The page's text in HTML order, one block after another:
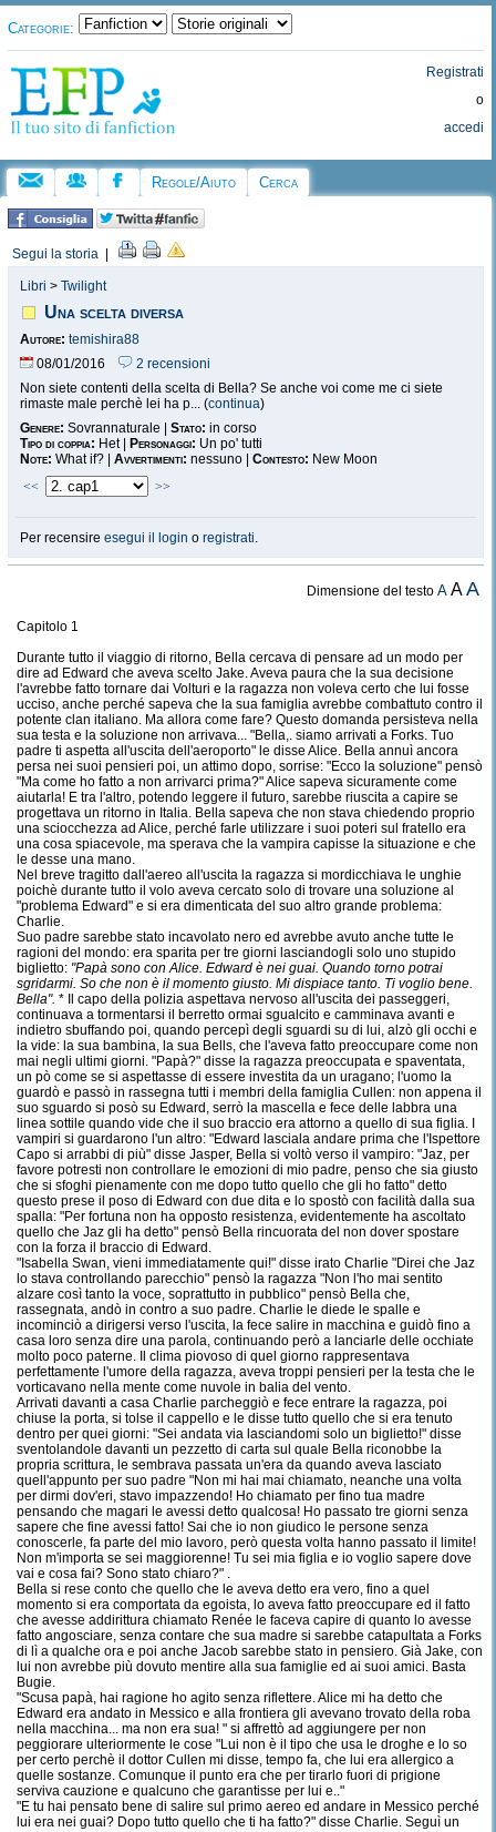
Categorie:
Registrati
o
accedi
Regole/Aiuto Cerca
Segui la storia
Libri > Twilight
Una scelta diversa
Autore: temishira88
08/01/2016
2 recensioni
Non siete contenti della scelta di Bella? Se anche voi come me ci siete
rimaste male perchè lei ha p... (continua)
Genere: Sovrannaturale | Stato: in corso
Tipo di coppia: Het | Personaggi: Un po' tutti
Note: What if? | Avvertimenti: nessuno | Contesto: New Moon
<<
>>
Per recensire esegui il login o registrati.
Dimensione del testoA AA
Capitolo 1
Durante tutto il viaggio di ritorno, Bella cercava di pensare ad un modo per
dire ad Edward che aveva scelto Jake. Aveva paura che la sua decisione
l'avrebbe fatto tornare dai Volturi e la ragazza non voleva certo che lui fosse
ucciso, anche perché sapeva che la sua famiglia avrebbe combattuto contro il
potente clan italiano. Ma allora come fare? Questo domanda persisteva nella
sua testa e la soluzione non arrivava... "Bella,. siamo arrivati a Forks. Tuo
padre ti aspetta all'uscita dell'aeroporto" le disse Alice. Bella annuì ancora
persa nei suoi pensieri poi, un attimo dopo, sorrise: "Ecco la soluzione" pensò
"Ma come ho fatto a non arrivarci prima?" Alice sapeva sicuramente come
aiutarla! E tra l'altro, potendo leggere il futuro, sarebbe riuscita a capire se
progettava un ritorno in Italia. Bella sapeva che non stava chiedendo proprio
una sciocchezza ad Alice, perché farle utilizzare i suoi poteri sul fratello era
una cosa spiacevole, ma sperava che la vampira capisse la situazione e che
le desse una mano.
Nel breve tragitto dall'aereo all'uscita la ragazza si mordicchiava le unghie
poichè durante tutto il volo aveva cercato solo di trovare una soluzione al
"problema Edward" e si era dimenticata del suo altro grande problema:
Charlie.
Suo padre sarebbe stato incavolato nero ed avrebbe avuto anche tutte le
ragioni del mondo: era sparita per tre giorni lasciandogli solo uno stupido
biglietto: "Papà sono con Alice. Edward è nei guai. Quando torno potrai
sgridarmi. So che non è il momento giusto. Mi dispiace tanto. Ti voglio bene.
Bella". * Il capo della polizia aspettava nervoso all'uscita dei passeggeri,
continuava a tormentarsi il berretto ormai sgualcito e camminava avanti e
indietro sbuffando poi, quando percepì degli sguardi su di lui, alzò gli occhi e
la vide: la sua bambina, la sua Bells, che l'aveva fatto preoccupare come non
mai negli ultimi giorni. "Papà?" disse la ragazza preoccupata e spaventata,
un pò come se si aspettasse di essere investita da un uragano; l'uomo la
guardò e passò in rassegna tutti i membri della famiglia Cullen: non appena il
suo sguardo si posò su Edward, serrò la mascella e fece delle labbra una
linea sottile quando vide che il suo braccio era attorno a quello di sua figlia. I
vampiri si guardarono l'un altro: "Edward lasciala andare prima che l'Ispettore
Capo si arrabbi di più" disse Jasper, Bella si voltò verso il vampiro: "Jaz, per
favore potresti non controllare le emozioni di mio padre, penso che sia giusto
che si sfoghi pienamente con me dopo tutto quello che gli ho fatto" detto
questo prese il poso di Edward con due dita e lo spostò con facilità dalla sua
spalla: "Per fortuna non ha opposto resistenza, evidentemente ha ascoltato
quello che Jaz gli ha detto" pensò Bella rincuorata del non dover spostare
con la forza il braccio di Edward.
"Isabella Swan, vieni immediatamente qui!" disse irato Charlie "Direi che Jaz
lo stava controllando parecchio" pensò la ragazza "Non l'ho mai sentito
alzare così tanto la voce, soprattutto in pubblico" pensò Bella che,
rassegnata, andò in contro a suo padre. Charlie le diede le spalle e
incominciò a dirigersi verso l'uscita, la fece salire in macchina e guidò fino a
casa loro senza dire una parola, continuando però a lanciarle delle occhiate
molto poco paterne. Il clima piovoso di quel giorno rappresentava
perfettamente l'umore della ragazza, aveva troppi pensieri per la testa che le
vorticavano nella mente come nuvole in balia del vento.
Arrivati davanti a casa Charlie parcheggiò e fece entrare la ragazza, poi
chiuse la porta, si tolse il cappello e le disse tutto quello che si era tenuto
dentro per quei giorni: "Sei andata via lasciandomi solo un biglietto!" disse
sventolandole davanti un pezzetto di carta sul quale Bella riconobbe la
propria scrittura, le sembrava passata un'era da quando aveva lasciato
quell'appunto per suo padre "Non mi hai mai chiamato, neanche una volta
per dirmi dov'eri, stavo impazzendo! Ho chiamato per fino tua madre
pensando che magari le avessi detto qualcosa! Ho passato tre giorni senza
sapere che fine avessi fatto! Sai che io non giudico le persone senza
conoscerle, fa parte del mio lavoro, però questa volta hanno passato il limite!
Non m'importa se sei maggiorenne! Tu sei mia figlia e io voglio sapere dove
vai e cosa fai? Sono stato chiaro?" .
Bella si rese conto che quello che le aveva detto era vero, fino a quel
momento si era comportata da egoista, lo aveva fatto preoccupare ed il fatto
che avesse addirittura chiamato Renée le faceva capire di quanto lo avesse
fatto angosciare, senza contare che sua madre si sarebbe catapultata a Forks
di lì a qualche ora e poi anche Jacob sarebbe stato in pensiero. Già Jake, con
lui non avrebbe più dovuto mentire alla sua famiglie ed ai suoi amici. Basta
Bugie.
"Scusa papà, hai ragione ho agito senza riflettere. Alice mi ha detto che
Edward era andato in Messico e alla frontiera gli avevano trovato della roba
nella macchina... ma non era sua! " si affrettò ad aggiungere per non
peggiorare ulteriormente le cose "Lui non è il tipo che usa le droghe e lo so
per certo perchè il dottor Cullen mi disse, tempo fa, che lui era allergico a
quelle sostanze. Comunque il punto era che per tirarlo fuori di prigione
serviva cauzione e qualcuno che garantisse per lui e.."
"E tu hai pensato bene di salire sul primo aereo ed andare in Messico perché
lui era nei guai? Dopo tutto quello che ti ha fatto?" disse Charlie. Seguì un